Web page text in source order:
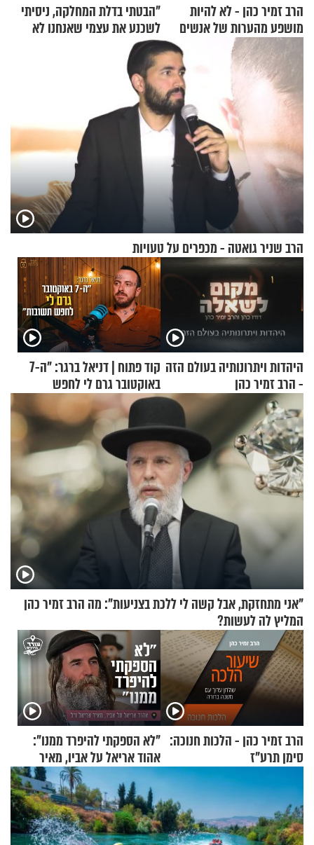
הרב זמיר כהן - לא להיות
מושפע מהערות של אנשים
"הבטתי בדלת המחלקה, ניסיתי
לשכנע את עצמי שאנחנו לא
שייכים לשם"
הרב שניר גואטה - מכפרים על טעויות
היהדות ויתרונותיה בעולם הזה
- הרב זמיר כהן
קוד פתוח | דניאל ברגר: "ה-7
באוקטובר גרם לי לחפש
תשובות"
"אני מתחזקת, אבל קשה לי ללכת בצניעות": מה הרב זמיר כהן
המליץ לה לעשות?
הרב זמיר כהן - הלכות חנוכה:
סימן תרע"ז
"לא הספקתי להיפרד ממנו":
אהוד אריאל על אביו, מאיר
אריאל ז"ל